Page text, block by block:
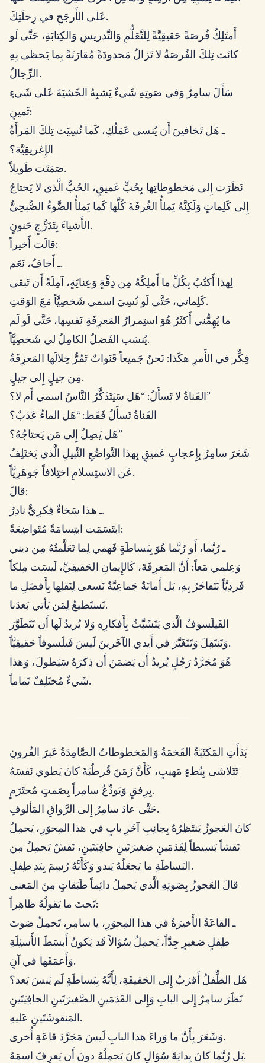
عَلى الأَرجَحِ في رِحلَتِكَ.
أَمتَلِكُ فُرصَةً حَقيقِيَّةً لِلتَّعَلُّمِ وَالتَّدريسِ وَالكِتابَةِ، حَتَّى لَو
كانَت تِلكَ الفُرصَةُ لا تَزالُ مَحدودَةً مُقارَنَةً بِما يَحظى بِهِ
الرِّجالُ.
سَأَلَ سامِرٌ وَفي صَوتِهِ شَيءٌ يَشبِهُ الخَشيَةَ عَلى شَيءٍ
ثَمينٍ:
ـ هَل تَخافينَ أَن يُنسى عَمَلُكِ، كَما نُسِيَت تِلكَ المَرأَةُ
الإِغريقِيَّة؟
صَمَتَت طَويلاً.
نَظَرَت إِلى مَخطوطاتِها بِحُبٍّ عَميقٍ، الحُبُّ الَّذي لا يَحتاجُ
إِلى كَلِماتٍ وَلَكِنَّهُ يَملأُ الغُرفَةَ كُلَّها كَما يَملأُ الضَّوءُ الصُّبحِيُّ
الأَشياءَ بِتَدَرُّجٍ حَنونٍ.
قالَت أَخيراً:
ـ أَخافُ، نَعَم.
لِهذا أَكتُبُ بِكُلِّ ما أَملِكُهُ مِن دِقَّةٍ وَعِنايَةٍ، آمِلَةً أَن تَبقى
كَلِماتي، حَتَّى لَو نُسِيَ اسمي شَخصِيَّاً مَعَ الوَقتِ.
ما يُهِمُّني أَكثَرُ هُوَ استِمرارُ المَعرِفَةِ نَفسِها، حَتَّى لَو لَم
يُنسَب الفَضلُ الكامِلُ لي شَخصِيَّاً.
فِكِّر في الأَمرِ هكَذا: نَحنُ جَميعاً قَنَواتٌ تَمُرُّ خِلالَها المَعرِفَةُ
مِن جيلٍ إِلى جيلٍ.
القَناةُ لا تَسأَلُ: “هَل سَيَتَذَكَّرُ النَّاسُ اسمي أَم لا؟”
القَناةُ تَسأَلُ فَقَط: “هَل الماءُ عَذبٌ؟
هَل يَصِلُ إِلى مَن يَحتاجُهُ؟”
شَعَرَ سامِرٌ بِإِعجابٍ عَميقٍ بِهذا التَّواضُعِ النَّبيلِ الَّذي يَختَلِفُ
عَن الاستِسلامِ اختِلافاً جَوهَرِيَّاً.
قالَ:
ـ هذا سَخاءٌ فِكرِيٌّ نادِرٌ.
ابتَسَمَت ابتِسامَةً مُتَواضِعَةً:
ـ رُبَّما، أَو رُبَّما هُوَ بِبَساطَةٍ فَهمي لِما تَعَلَّمتُهُ مِن ديني
وَعِلمي مَعاً: أَنَّ المَعرِفَةَ، كَالإِيمانِ الحَقيقِيِّ، لَيسَت مِلكاً
فَردِيَّاً نَتَفاخَرُ بِهِ، بَل أَمانَةٌ جَماعِيَّةٌ نَسعى لِنَقلِها بِأَفضَلِ ما
نَستَطيعُ لِمَن يَأتي بَعدَنا.
الفَيلَسوفُ الَّذي يَتَشَبَّثُ بِأَفكارِهِ وَلا يُريدُ لَها أَن تَتَطَوَّرَ
وَتَنتَقِلَ وَتَتَغَيَّرَ في أَيدي الآخَرينَ لَيسَ فَيلَسوفاً حَقيقِيَّاً.
هُوَ مُجَرَّدُ رَجُلٍ يُريدُ أَن يَضمَنَ أَن ذِكرَهُ سَيَطولَ، وَهذا
شَيءٌ مُختَلِفٌ تَماماً.
بَدَأَتِ المَكتَبَةُ الفَخمَةُ وَالمَخطوطاتُ الصَّامِدَةُ عَبرَ القُرونِ
تَتَلاشى بِبُطءٍ مَهيبٍ، كَأَنَّ زَمَنَ قُرطُبَةَ كانَ يَطوي نَفسَهُ
بِرِفقٍ وَيَودِّعُ سامِراً بِصَمتٍ مُحتَرَمٍ.
حَتَّى عادَ سامِرٌ إِلى الرَّواقِ المَألوفِ.
كانَ العَجوزُ يَنتَظِرُهُ بِجانِبِ آخَرِ بابٍ في هذا المِحوَرِ، يَحمِلُ
نَقشاً بَسيطاً لِقَدَمَينِ صَغيرَتَينِ حافِيَتَينِ، نَقشٌ يَحمِلُ مِن
البَساطَةِ ما يَجعَلُهُ يَبدو وَكَأَنَّهُ رُسِمَ بِيَدِ طِفلٍ.
قالَ العَجوزُ بِصَوتِهِ الَّذي يَحمِلُ دائِماً طَبَقاتٍ مِنَ المَعنى
تَحتَ ما يَقولُهُ ظاهِراً:
ـ القاعَةُ الأَخيرَةُ في هذا المِحوَرِ، يا سامِر، تَحمِلُ صَوتَ
طِفلٍ صَغيرٍ جِدَّاً، يَحمِلُ سُؤالاً قَد يَكونُ أَبسَطَ الأَسئِلَةِ
وَأَعمَقَها في آنٍ.
هَل الطِّفلُ أَقرَبُ إِلى الحَقيقَةِ، لِأَنَّهُ بِبَساطَةٍ لَم يَنسَ بَعد؟
نَظَرَ سامِرٌ إِلى البابِ وَإِلى القَدَمَينِ الصَّغيرَتَينِ الحافِيَتَينِ
المَنقوشَتَينِ عَليهِ.
وَشَعَرَ بِأَنَّ ما وَراءَ هذا البابِ لَيسَ مَجَرَّدَ قاعَةٍ أُخرى.
بَل رُبَّما كانَ بِدايَةَ سُؤالٍ كانَ يَحمِلُهُ دونَ أَن يَعرِفَ اسمَهُ.